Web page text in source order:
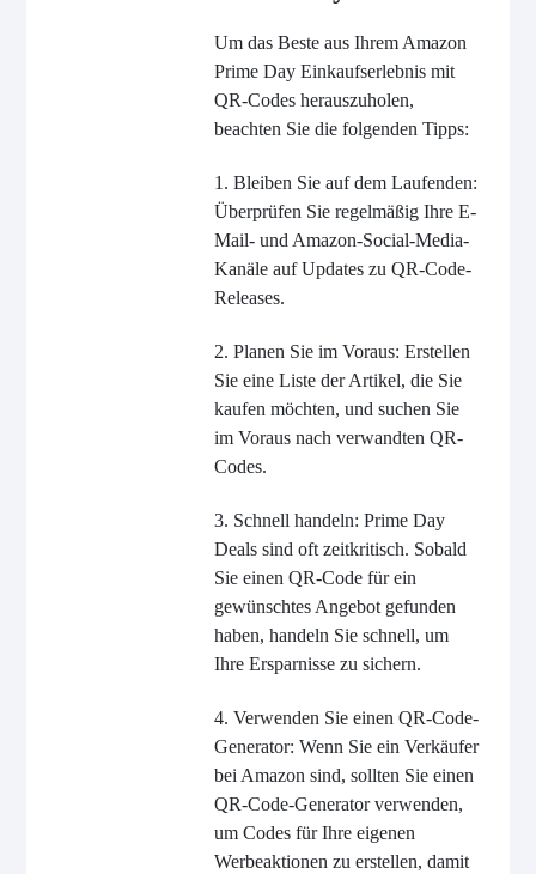
Um das Beste aus Ihrem Amazon
Prime Day Einkaufserlebnis mit
QR-Codes herauszuholen,
beachten Sie die folgenden Tipps:
1. Bleiben Sie auf dem Laufenden:
Überprüfen Sie regelmäßig Ihre E-
Mail- und Amazon-Social-Media-
Kanäle auf Updates zu QR-Code-
Releases.
2. Planen Sie im Voraus: Erstellen
Sie eine Liste der Artikel, die Sie
kaufen möchten, und suchen Sie
im Voraus nach verwandten QR-
Codes.
3. Schnell handeln: Prime Day
Deals sind oft zeitkritisch. Sobald
Sie einen QR-Code für ein
gewünschtes Angebot gefunden
haben, handeln Sie schnell, um
Ihre Ersparnisse zu sichern.
4. Verwenden Sie einen QR-Code-
Generator: Wenn Sie ein Verkäufer
bei Amazon sind, sollten Sie einen
QR-Code-Generator verwenden,
um Codes für Ihre eigenen
Werbeaktionen zu erstellen, damit